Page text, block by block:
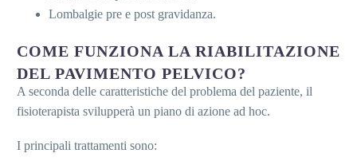
Lombalgie pre e post gravidanza.
COME FUNZIONA LA RIABILITAZIONE
DEL PAVIMENTO PELVICO?
A seconda delle caratteristiche del problema del paziente, il
fisioterapista svilupperà un piano di azione ad hoc.
I principali trattamenti sono: